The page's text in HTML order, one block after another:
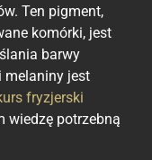
Ten pigment,
komórki, jest
barwy
melaniny jest
fryzjerski
wiedzę potrzebną